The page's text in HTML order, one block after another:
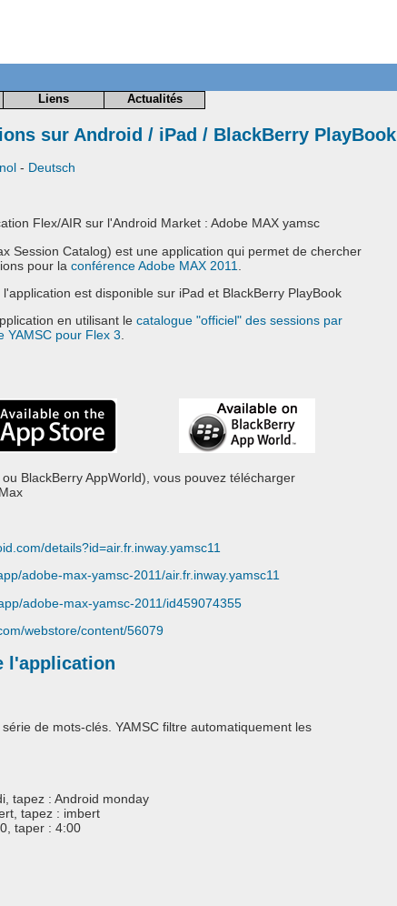
Liens Actualités
sur Android / iPad / BlackBerry PlayBook
- Deutsch
Flex/AIR sur l'Android Market : Adobe MAX yamsc
Session Catalog) est une application qui permet de chercher
pour la conférence Adobe MAX 2011
est disponible sur iPad et BlackBerry PlayBook
en utilisant le catalogue "officiel" des sessions par
YAMSC pour Flex 3.
BlackBerry AppWorld), vous pouvez télécharger
details?id=air.fr.inway.yamsc11
adobe-max-yamsc-2011/air.fr.inway.yamsc11
adobe-max-yamsc-2011/id459074355
webstore/content/56079
l'application
de mots-clés. YAMSC filtre automatiquement les
tapez : Android monday
tapez : imbert
taper : 4:00